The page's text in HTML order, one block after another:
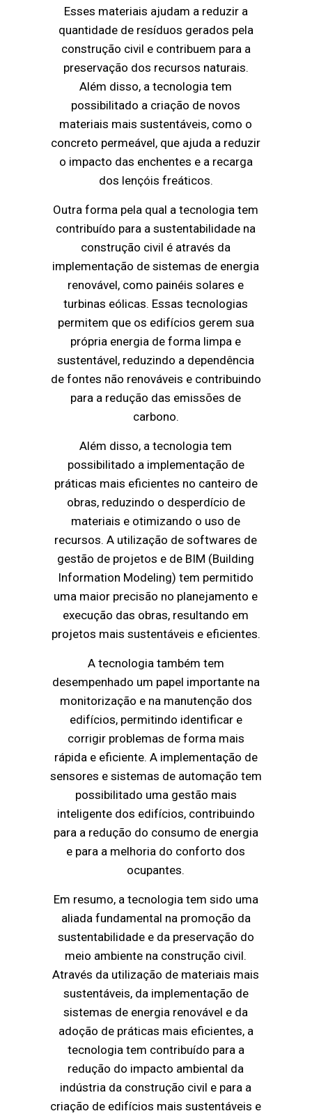
Esses materiais ajudam a reduzir a
quantidade de resíduos gerados pela
construção civil e contribuem para a
preservação dos recursos naturais.
Além disso, a tecnologia tem
possibilitado a criação de novos
materiais mais sustentáveis, como o
concreto permeável, que ajuda a reduzir
o impacto das enchentes e a recarga
dos lençóis freáticos.
Outra forma pela qual a tecnologia tem
contribuído para a sustentabilidade na
construção civil é através da
implementação de sistemas de energia
renovável, como painéis solares e
turbinas eólicas. Essas tecnologias
permitem que os edifícios gerem sua
própria energia de forma limpa e
sustentável, reduzindo a dependência
de fontes não renováveis e contribuindo
para a redução das emissões de
carbono.
Além disso, a tecnologia tem
possibilitado a implementação de
práticas mais eficientes no canteiro de
obras, reduzindo o desperdício de
materiais e otimizando o uso de
recursos. A utilização de softwares de
gestão de projetos e de BIM (Building
Information Modeling) tem permitido
uma maior precisão no planejamento e
execução das obras, resultando em
projetos mais sustentáveis e eficientes.
A tecnologia também tem
desempenhado um papel importante na
monitorização e na manutenção dos
edifícios, permitindo identificar e
corrigir problemas de forma mais
rápida e eficiente. A implementação de
sensores e sistemas de automação tem
possibilitado uma gestão mais
inteligente dos edifícios, contribuindo
para a redução do consumo de energia
e para a melhoria do conforto dos
ocupantes.
Em resumo, a tecnologia tem sido uma
aliada fundamental na promoção da
sustentabilidade e da preservação do
meio ambiente na construção civil.
Através da utilização de materiais mais
sustentáveis, da implementação de
sistemas de energia renovável e da
adoção de práticas mais eficientes, a
tecnologia tem contribuído para a
redução do impacto ambiental da
indústria da construção civil e para a
criação de edifícios mais sustentáveis e